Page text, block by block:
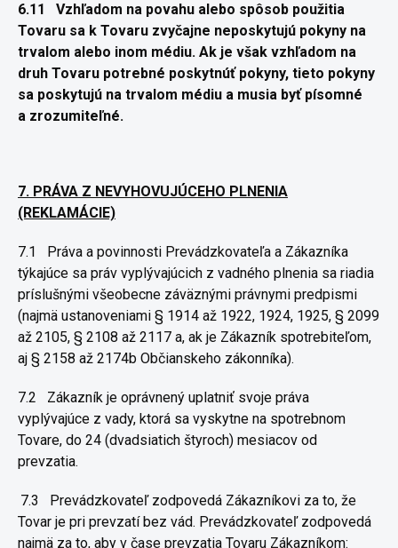
6.11
Vzhľadom na povahu alebo spôsob použitia
Tovaru sa k Tovaru zvyčajne neposkytujú pokyny na
trvalom alebo inom médiu. Ak je však vzhľadom na
druh Tovaru potrebné poskytnúť pokyny, tieto pokyny
sa poskytujú na trvalom médiu a musia byť písomné
a zrozumiteľné.
7. PRÁVA Z NEVYHOVUJÚCEHO PLNENIA
(REKLAMÁCIE)
7.1
Práva a povinnosti Prevádzkovateľa a Zákazníka
týkajúce sa práv vyplývajúcich z vadného plnenia sa riadia
príslušnými všeobecne záväznými právnymi predpismi
(najmä ustanoveniami § 1914 až 1922, 1924, 1925, § 2099
až 2105, § 2108 až 2117 a, ak je Zákazník spotrebiteľom,
aj § 2158 až 2174b Občianskeho zákonníka).
7.2
Zákazník je oprávnený uplatniť svoje práva
vyplývajúce z vady, ktorá sa vyskytne na spotrebnom
Tovare, do 24 (dvadsiatich štyroch) mesiacov od
prevzatia.
7.3
Prevádzkovateľ zodpovedá Zákazníkovi za to, že
Tovar je pri prevzatíbez vád. Prevádzkovateľ zodpovedá
najmä za to, aby v čase prevzatia Tovaru Zákazníkom: